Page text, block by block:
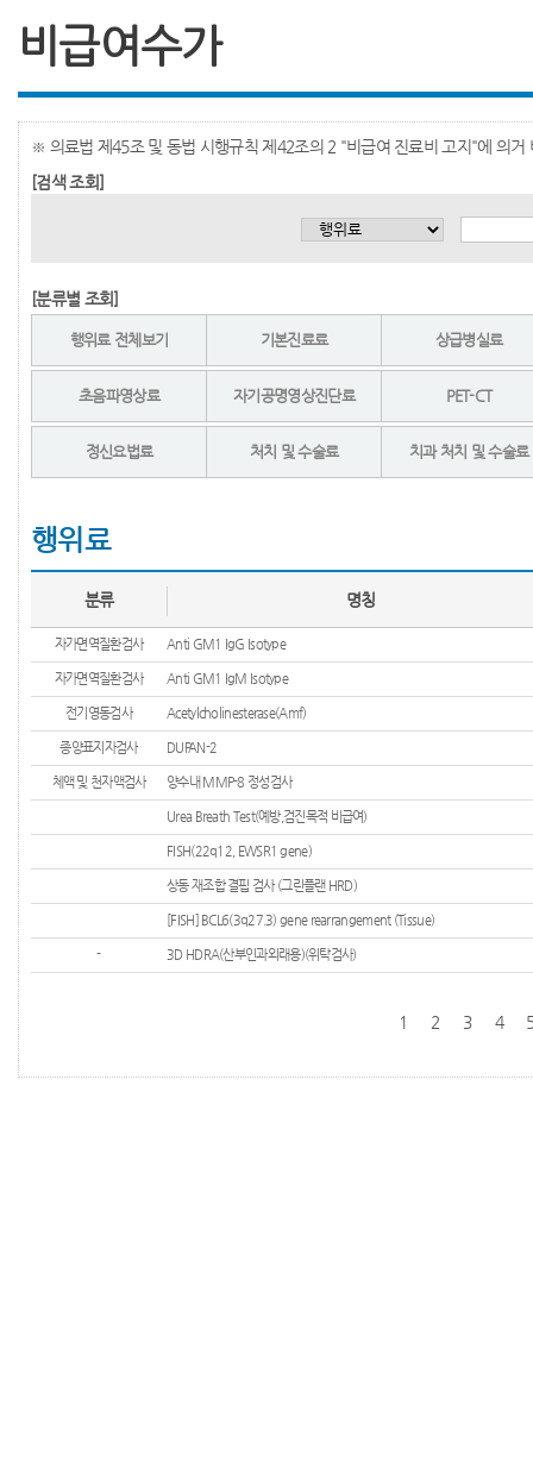
비급여수가
※ 의료법 제45조 및 동법 시행규칙 제42조의 2 "비급여 진료비 고지"에 의거
[검색 조회]
[분류별 조회]
행위료 전체보기 기본진료료 상급병실료
초음파영상료 자기공명영상진단료 PET-CT
정신요법료 처치 및 수술료 치과 처치 및 수술료
행위료
분류 명칭
자가면역질환검사 Anti GM1 IgG Isotype
자가면역질환검사 Anti GM1 IgM Isotype
전기영동검사 Acetylcholinesterase(Amf)
종양표지자검사 DUPAN-2
체액 및 천자액검사 양수내 MMP-8 정성검사
Urea Breath Test(예방,검진목적 비급여)
FISH(22q12, EWSR1 gene)
상동 재조합 결핍 검사 (그린플랜 HRD)
[FISH] BCL6(3q27.3) gene rearrangement (Tissue)
- 3D HDRA(산부인과외래용)(위탁검사)
1 2 3 4